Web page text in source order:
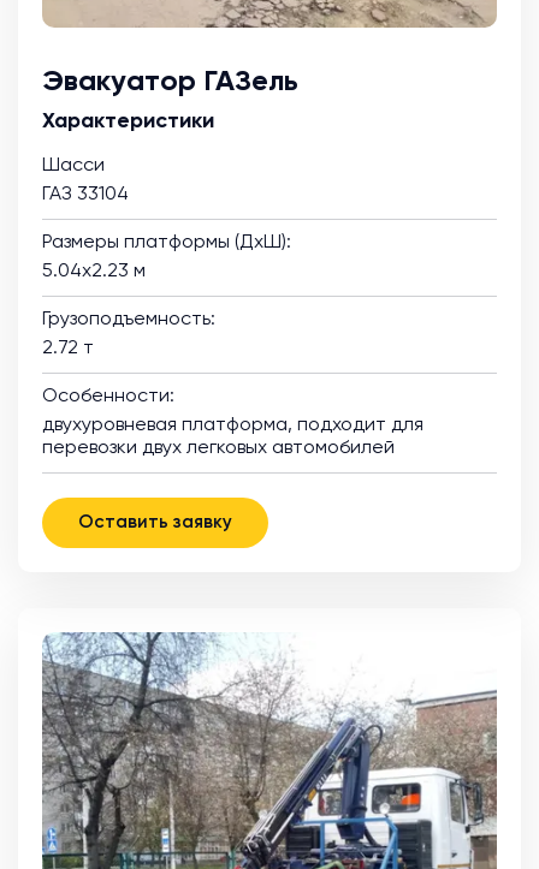
Эвакуатор ГАЗель
Характеристики
Шасси
ГАЗ 33104
Размеры платформы (ДхШ):
5.04х2.23 м
Грузоподъемность:
2.72 т
Особенности:
двухуровневая платформа, подходит для
перевозки двух легковых автомобилей
Оставить заявку